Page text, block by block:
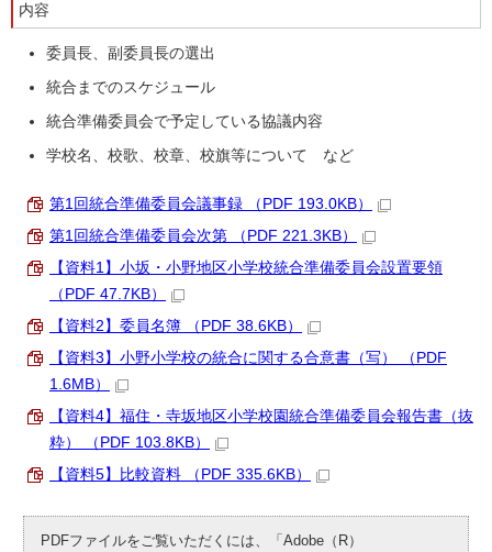
内容
委員長、副委員長の選出
統合までのスケジュール
統合準備委員会で予定している協議内容
学校名、校歌、校章、校旗等について など
第1回統合準備委員会議事録 （PDF 193.0KB）
第1回統合準備委員会次第 （PDF 221.3KB）
【資料1】小坂・小野地区小学校統合準備委員会設置要領
（PDF 47.7KB）
【資料2】委員名簿 （PDF 38.6KB）
【資料3】小野小学校の統合に関する合意書（写） （PDF
1.6MB）
【資料4】福住・寺坂地区小学校園統合準備委員会報告書（抜
粋） （PDF 103.8KB）
【資料5】比較資料 （PDF 335.6KB）
PDFファイルをご覧いただくには、「Adobe（R）